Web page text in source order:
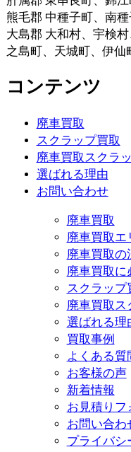
スクラップ買取
廃車買取スクラッ
選ばれる理由
お問い合わせ
廃車買取
廃車買取エリ
廃車買取の流
廃車買取に必
スクラップ買
廃車買取スク
選ばれる理由
買取事例
お客様の声
新着情報
お見積りフ
お問い合わせ
プライバシー
サイト利用
サイトマップ
【アクセス】
〒811-2501福岡県糟屋
TEL：092-692-4065
Copyright (c) 2014 廃車
プ.com. All Rights